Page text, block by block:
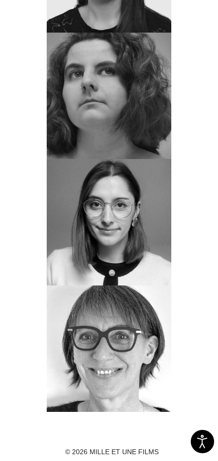
Inès Lumeau
Assistante de production
Pauline Suplisson
Assistante de production
Marie Bonnin
Assistante de production adjointe
Véronique Mauras
Administratrice
© 2026 MILLE ET UNE FILMS